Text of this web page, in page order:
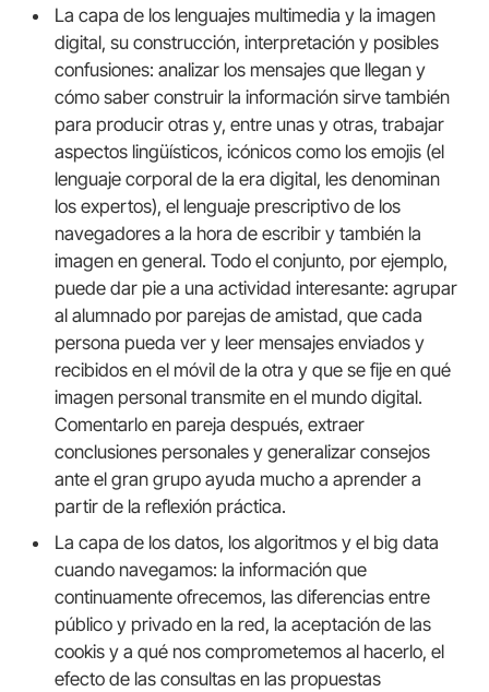
La capa de los lenguajes multimedia y la imagen
digital, su construcción, interpretación y posibles
confusiones: analizar los mensajes que llegan y
cómo saber construir la información sirve también
para producir otras y, entre unas y otras, trabajar
aspectos lingüísticos, icónicos como los emojis (el
lenguaje corporal de la era digital, les denominan
los expertos), el lenguaje prescriptivo de los
navegadores a la hora de escribir y también la
imagen en general. Todo el conjunto, por ejemplo,
puede dar pie a una actividad interesante: agrupar
al alumnado por parejas de amistad, que cada
persona pueda ver y leer mensajes enviados y
recibidos en el móvil de la otra y que se fije en qué
imagen personal transmite en el mundo digital.
Comentarlo en pareja después, extraer
conclusiones personales y generalizar consejos
ante el gran grupo ayuda mucho a aprender a
partir de la reflexión práctica.
La capa de los datos, los algoritmos y el big data
cuando navegamos: la información que
continuamente ofrecemos, las diferencias entre
público y privado en la red, la aceptación de las
cookis y a qué nos comprometemos al hacerlo, el
efecto de las consultas en las propuestas